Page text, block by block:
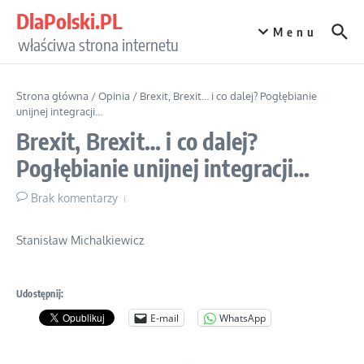
DlaPolski.PL
właściwa strona internetu
Menu
Strona główna /Opinia / Brexit, Brexit… i co dalej? Pogłębianie
unijnej integracji…
Brexit, Brexit… i co dalej?
Pogłębianie unijnej integracji…
Brak komentarzy
Stanisław Michalkiewicz
Udostępnij:
E-mail WhatsApp